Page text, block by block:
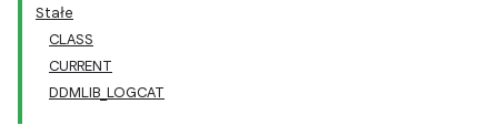
Stałe
CLASS
CURRENT
DDMLIB_LOGCAT